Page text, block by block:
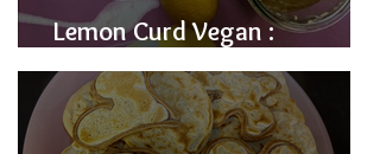
Lemon Curd Vegan :
L'alternative saine aux pois
chiches